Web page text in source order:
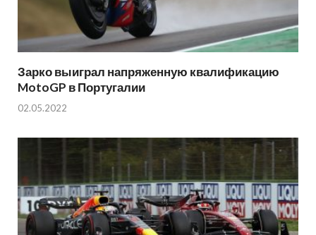
Зарко выиграл напряженную квалификацию
MotoGP в Португалии
02.05.2022